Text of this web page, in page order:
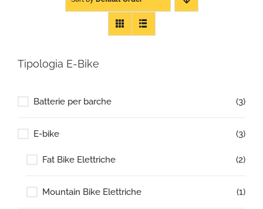
Tipologia E-Bike
Batterie per barche (3)
E-bike (3)
Fat Bike Elettriche (2)
Mountain Bike Elettriche (1)